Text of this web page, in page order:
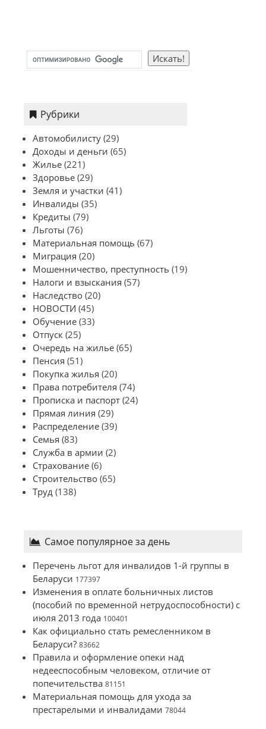
Рубрики
Автомобилисту (29)
Доходы и деньги (65)
Жилье (221)
Здоровье (29)
Земля и участки (41)
Инвалиды (35)
Кредиты (79)
Льготы (76)
Материальная помощь (67)
Миграция (20)
Мошенничество, преступность (19)
Налоги и взыскания (57)
Наследство (20)
НОВОСТИ (45)
Обучение (33)
Отпуск (25)
Очередь на жилье (65)
Пенсия (51)
Покупка жилья (20)
Права потребителя (74)
Прописка и паспорт (24)
Прямая линия (29)
Распределение (39)
Семья (83)
Служба в армии (2)
Страхование (6)
Строительство (65)
Труд (138)
Самое популярное за день
Перечень льгот для инвалидов 1-й группы в
Беларуси 177397
Изменения в оплате больничных листов
(пособий по временной нетрудоспособности) с
июля 2013 года 100401
Как официально стать ремесленником в
Беларуси? 83662
Правила и оформление опеки над
недееспособным человеком, отличие от
попечительства 81151
Материальная помощь для ухода за
престарелыми и инвалидами 78044